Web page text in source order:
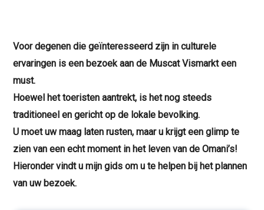
Voor degenen die geïnteresseerd zijn in culturele
ervaringen is een bezoek aan de Muscat Vismarkt een
must.
Hoewel het toeristen aantrekt, is het nog steeds
traditioneel en gericht op de lokale bevolking.
U moet uw maag laten rusten, maar u krijgt een glimp te
zien van een echt moment in het leven van de Omani’s!
Hieronder vindt u mijn gids om u te helpen bij het plannen
van uw bezoek.